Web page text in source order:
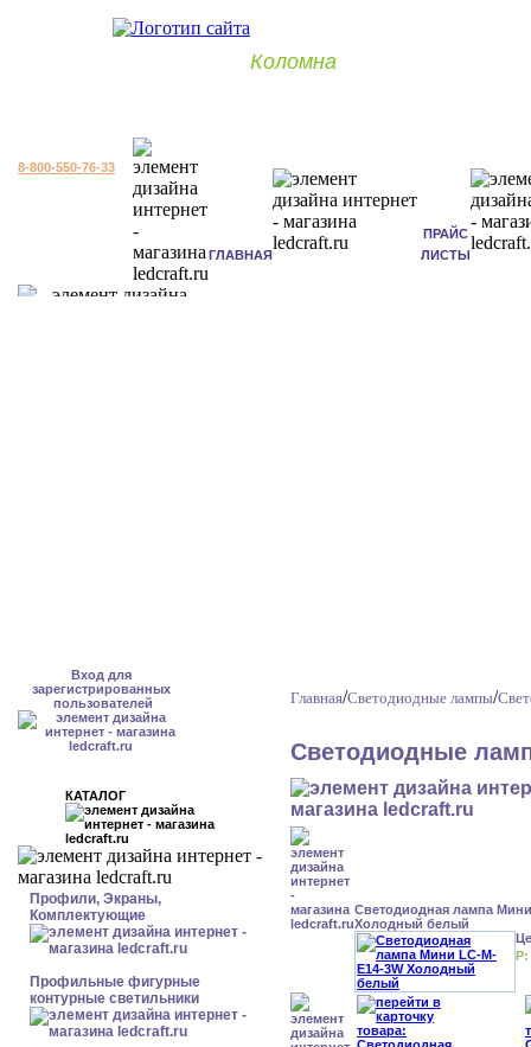
Коломна
8-800-550-76-33
ГЛАВНАЯ
ПРАЙС
ЛИСТЫ
Вход для
зарегистрированных
пользователей
КАТАЛОГ
Профили, Экраны,
Комплектующие
Профильные фигурные
контурные светильники
Главная/Светодиодные лампы/
Светодиодные
Светодиодная лампа Мини
Холодный белый
Р: